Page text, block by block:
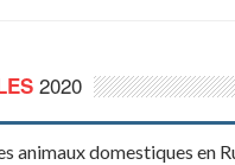
2020
animaux domestiques en